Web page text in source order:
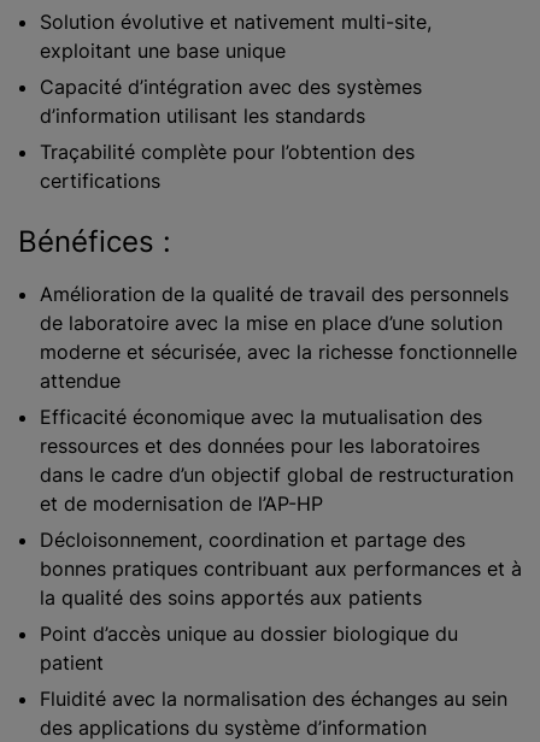
Solution évolutive et nativement multi-site,
exploitant une base unique
Capacité d’intégration avec des systèmes
d’information utilisant les standards
Traçabilité complète pour l’obtention des
certifications
Bénéfices :
Amélioration de la qualité de travail des personnels
de laboratoire avec la mise en place d’une solution
moderne et sécurisée, avec la richesse fonctionnelle
attendue
Efficacité économique avec la mutualisation des
ressources et des données pour les laboratoires
dans le cadre d’un objectif global de restructuration
et de modernisation de l’AP-HP
Décloisonnement, coordination et partage des
bonnes pratiques contribuant aux performances et à
la qualité des soins apportés aux patients
Point d’accès unique au dossier biologique du
patient
Fluidité avec la normalisation des échanges au sein
des applications du système d’information